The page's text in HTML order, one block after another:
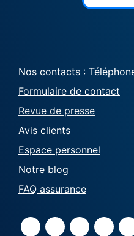
Nos contacts :
Formulaire de contact
Revue de presse
Avis clients
Espace personnel
Notre blog
FAQ assurance